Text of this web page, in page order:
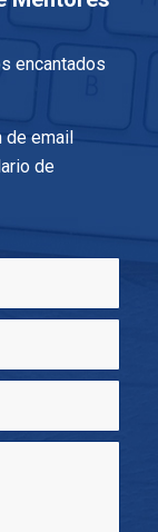
encantados
de email
de